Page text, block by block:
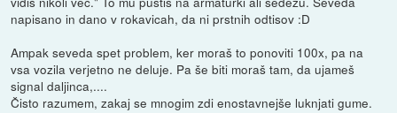
napisano in dano v rokavicah, da ni prstnih odtisov :D
Ampak seveda spet problem, ker moraš to ponoviti 100x, pa na
vsa vozila verjetno ne deluje. Pa še biti moraš tam, da ujameš
signal daljinca,....
Čisto razumem, zakaj se mnogim zdi enostavnejše luknjati gume.